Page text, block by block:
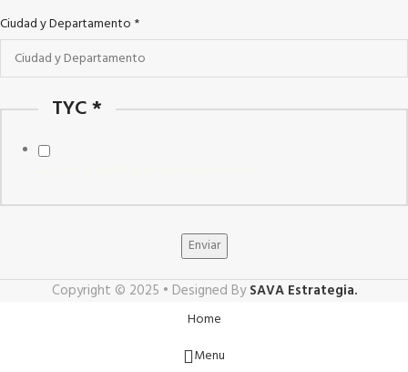
Ciudad y Departamento *
TYC*
Enviar
Copyright © 2025 • Designed BySAVA Estrategia.
Home
Menu